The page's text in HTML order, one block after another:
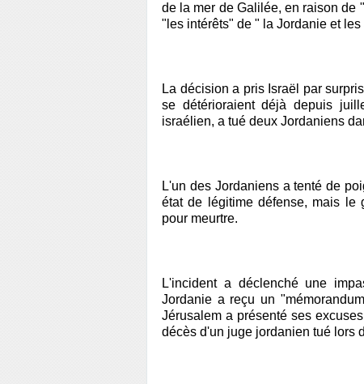
de la mer de Galilée, en raison de
"les intérêts" de " la Jordanie et
La décision a pris Israël par
se détérioraient déjà depuis
israélien, a tué deux Jordaniens
L'un des Jordaniens a tenté de
état de légitime défense, mais le
pour meurtre.
L'incident a déclenché une
Jordanie a reçu un
Jérusalem a présenté ses
décès d'un juge jordanien tué lors